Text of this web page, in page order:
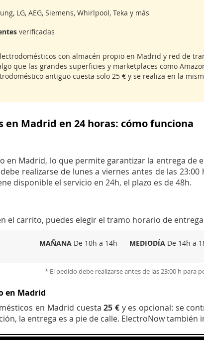
LG, AEG, Siemens, Whirlpool, Teka y más
verificadas
con almacén propio en Madrid y red de
que las grandes superficies y marketplaces como
antiguo cuesta solo 25 € y se realiza en la
Madrid en 24 horas: cómo funciona
en Madrid, lo que permite garantizar la entrega
realizarse de lunes a viernes antes de las
disponible el servicio en 24h, el plazo es de 48h.
el carrito, puedes elegir el tramo horario de
MAÑANADe 10h a 14h MEDIODÍADe 14h a
* El pedido debe realizarse antes de las 23:00 h para
en Madrid
en Madrid cuesta25 €y es opcional: se
la entrega es a pie de calle. ElectroNow